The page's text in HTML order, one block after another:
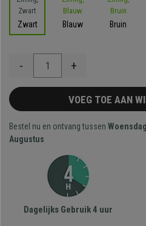
Zwart Blauw Bruin
- +
VOEG TOE AAN
Bestel nu en ontvang tussen
Augustus
Dagelijks Gebruik 4 uur